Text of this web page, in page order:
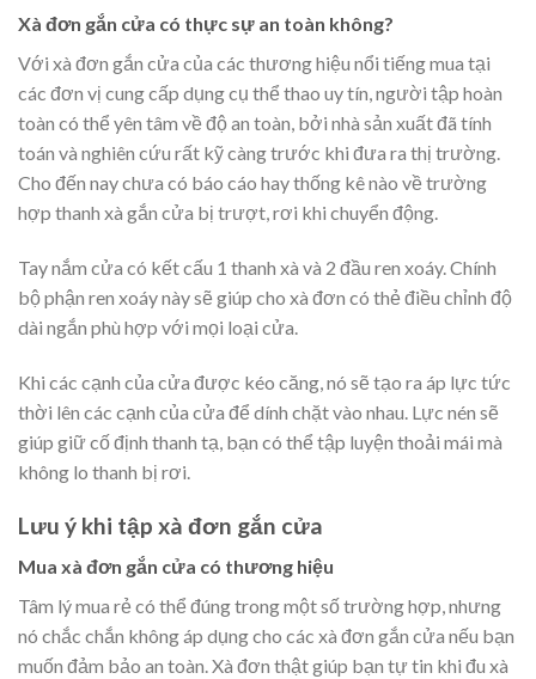
Xà đơn gắn cửa có thực sự an toàn không?
Với xà đơn gắn cửa của các thương hiệu nổi tiếng mua tại
các đơn vị cung cấp dụng cụ thể thao uy tín, người tập hoàn
toàn có thể yên tâm về độ an toàn, bởi nhà sản xuất đã tính
toán và nghiên cứu rất kỹ càng trước khi đưa ra thị trường.
Cho đến nay chưa có báo cáo hay thống kê nào về trường
hợp thanh xà gắn cửa bị trượt, rơi khi chuyển động.
Tay nắm cửa có kết cấu 1 thanh xà và 2 đầu ren xoáy. Chính
bộ phận ren xoáy này sẽ giúp cho xà đơn có thẻ điều chỉnh độ
dài ngắn phù hợp với mọi loại cửa.
Khi các cạnh của cửa được kéo căng, nó sẽ tạo ra áp lực tức
thời lên các cạnh của cửa để dính chặt vào nhau. Lực nén sẽ
giúp giữ cố định thanh tạ, bạn có thể tập luyện thoải mái mà
không lo thanh bị rơi.
Lưu ý khi tập xà đơn gắn cửa
Mua xà đơn gắn cửa có thương hiệu
Tâm lý mua rẻ có thể đúng trong một số trường hợp, nhưng
nó chắc chắn không áp dụng cho các xà đơn gắn cửa nếu bạn
muốn đảm bảo an toàn. Xà đơn thật giúp bạn tự tin khi đu xà